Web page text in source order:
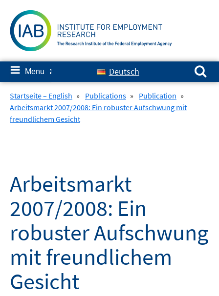
content
≡ Menu ✘ Deutsch
Search for:
Startseite – English » Publications » Publication »
Arbeitsmarkt 2007/2008: Ein robuster Aufschwung mit
freundlichem Gesicht
Arbeitsmarkt
2007/2008: Ein
robuster Aufschwung
mit freundlichem
Gesicht